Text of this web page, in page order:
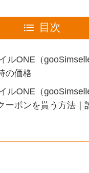
目次
ルONE（
の価格
ルONE（
ーポンを貰う方法｜